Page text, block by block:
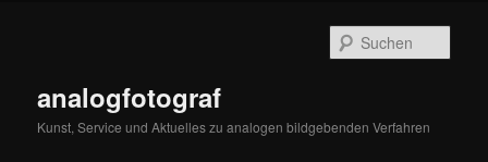
analogfotograf
Kunst, Service und Aktuelles zu analogen bildgebenden Verfahren